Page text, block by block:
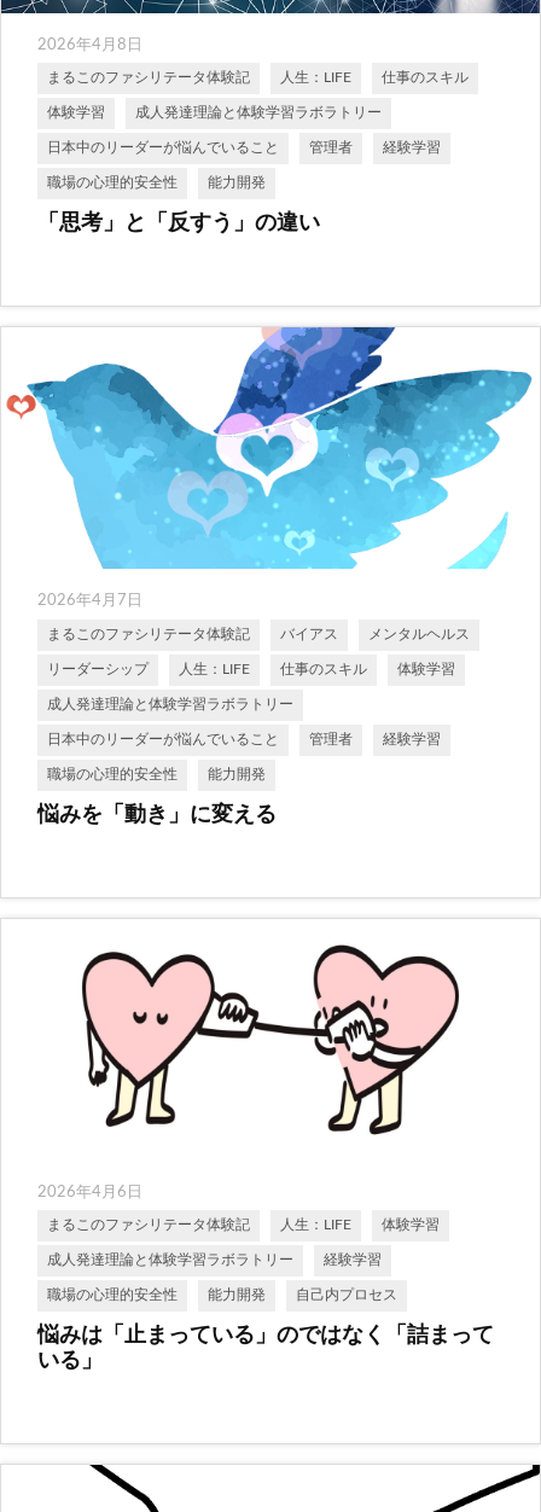
2026年4月8日
まるこのファシリテータ体験記 人生：LIFE 仕事のスキル
体験学習 成人発達理論と体験学習ラボラトリー
日本中のリーダーが悩んでいること 管理者 経験学習
職場の心理的安全性 能力開発
「思考」と「反すう」の違い
2026年4月7日
まるこのファシリテータ体験記 バイアス メンタルヘルス
リーダーシップ 人生：LIFE 仕事のスキル 体験学習
成人発達理論と体験学習ラボラトリー
日本中のリーダーが悩んでいること 管理者 経験学習
職場の心理的安全性 能力開発
悩みを「動き」に変える
2026年4月6日
まるこのファシリテータ体験記 人生：LIFE 体験学習
成人発達理論と体験学習ラボラトリー 経験学習
職場の心理的安全性 能力開発 自己内プロセス
悩みは「止まっている」のではなく「詰まって
いる」